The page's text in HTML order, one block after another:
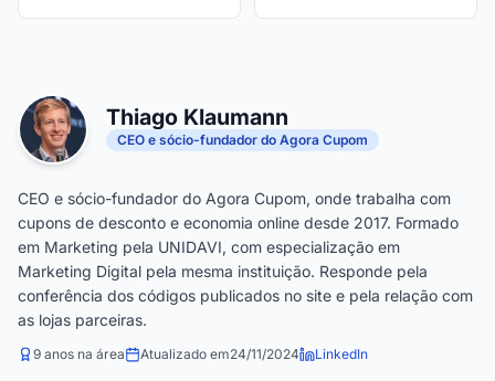
Thiago Klaumann
CEO e sócio-fundador do Agora Cupom
CEO e sócio-fundador do Agora Cupom, onde trabalha com
cupons de desconto e economia online desde 2017. Formado
em Marketing pela UNIDAVI, com especialização em
Marketing Digital pela mesma instituição. Responde pela
conferência dos códigos publicados no site e pela relação com
as lojas parceiras.
9 anos na área Atualizado em24/11/2024 LinkedIn